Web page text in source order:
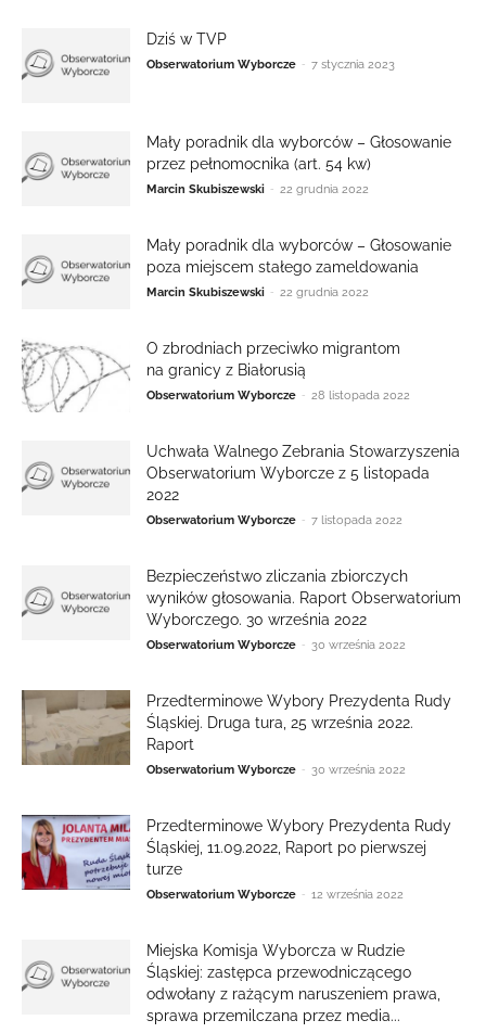
Dziś w TVP
Obserwatorium Wyborcze - 7 stycznia 2023
Mały poradnik dla wyborców – Głosowanie
przez pełnomocnika (art. 54 kw)
Marcin Skubiszewski - 22 grudnia 2022
Mały poradnik dla wyborców – Głosowanie
poza miejscem stałego zameldowania
Marcin Skubiszewski - 22 grudnia 2022
O zbrodniach przeciwko migrantom
na granicy z Białorusią
Obserwatorium Wyborcze - 28 listopada 2022
Uchwała Walnego Zebrania Stowarzyszenia
Obserwatorium Wyborcze z 5 listopada
2022
Obserwatorium Wyborcze - 7 listopada 2022
Bezpieczeństwo zliczania zbiorczych
wyników głosowania. Raport Obserwatorium
Wyborczego. 30 września 2022
Obserwatorium Wyborcze - 30 września 2022
Przedterminowe Wybory Prezydenta Rudy
Śląskiej. Druga tura, 25 września 2022.
Raport
Obserwatorium Wyborcze - 30 września 2022
Przedterminowe Wybory Prezydenta Rudy
Śląskiej, 11.09.2022, Raport po pierwszej
turze
Obserwatorium Wyborcze - 12 września 2022
Miejska Komisja Wyborcza w Rudzie
Śląskiej: zastępca przewodniczącego
odwołany z rażącym naruszeniem prawa,
sprawa przemilczana przez media...